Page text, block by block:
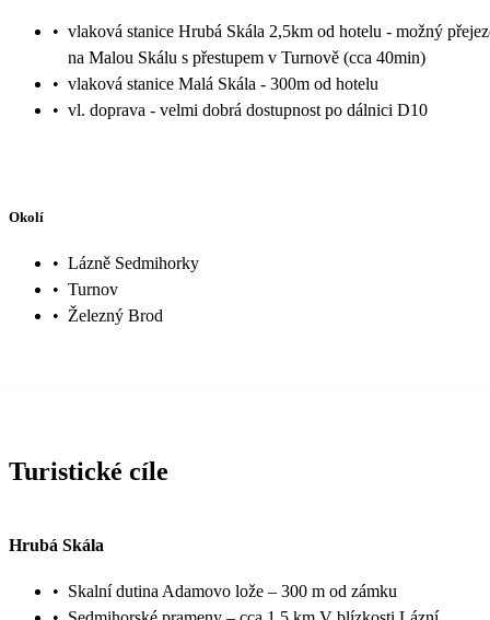
• vlaková stanice Hrubá Skála 2,5km od hotelu - možný
na Malou Skálu s přestupem v Turnově (cca 40min)
• vlaková stanice Malá Skála - 300m od hotelu
• vl. doprava - velmi dobrá dostupnost po dálnici D10
Okolí
• Lázně Sedmihorky
• Turnov
• Železný Brod
Turistické cíle
Hrubá Skála
• Skalní dutina Adamovo lože – 300 m od zámku